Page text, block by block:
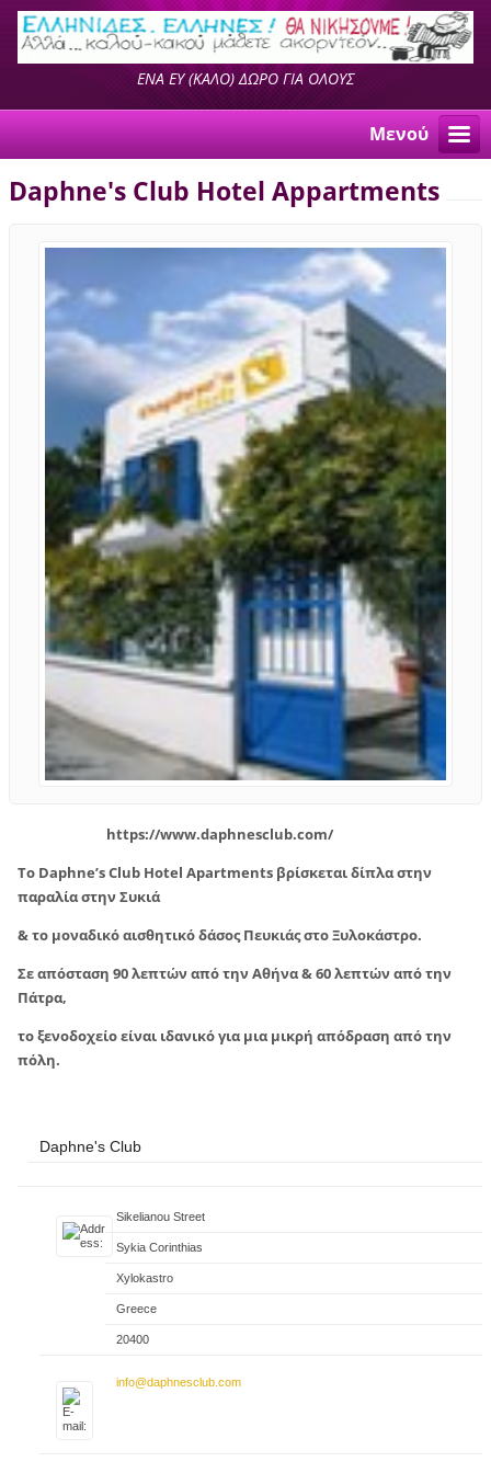
ΕΝΑ ΕΥ (ΚΑΛΟ) ΔΩΡΟ ΓΙΑ ΟΛΟΥΣ
Μενού
Daphne's Club Hotel Appartments
https://www.daphnesclub.com/
Το Daphne’s Club Hotel Apartments βρίσκεται δίπλα στην
παραλία στην Συκιά
& το μοναδικό αισθητικό δάσος Πευκιάς στο Ξυλοκάστρο.
Σε απόσταση 90 λεπτών από την Αθήνα & 60 λεπτών από την
Πάτρα,
το ξενοδοχείο είναι ιδανικό για μια μικρή απόδραση από την
πόλη.
Daphne's Club
Sikelianou Street
Sykia Corinthias
Xylokastro
Greece
20400
info@daphnesclub.com